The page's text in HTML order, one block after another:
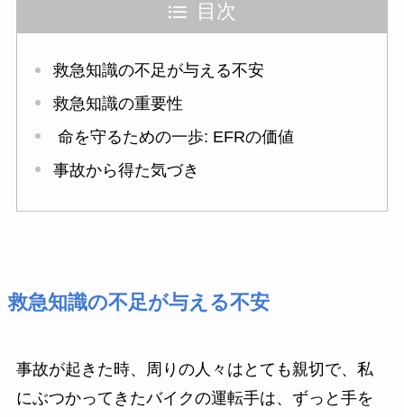
目次
救急知識の不足が与える不安
救急知識の重要性
命を守るための一歩: EFRの価値
事故から得た気づき
救急知識の不足が与える不安
事故が起きた時、周りの人々はとても親切で、私
にぶつかってきたバイクの運転手は、ずっと手を